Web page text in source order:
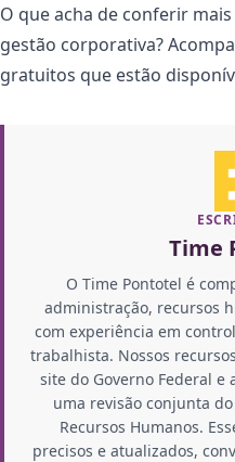
O que acha de conferir
gestão corporativa?
gratuitos que estão
Time
O Time Pontotel é
administração, recursos
com experiência em
trabalhista. Nossos
site do Governo Federal e
uma revisão conjunta
Recursos Humanos.
precisos e atualizados,